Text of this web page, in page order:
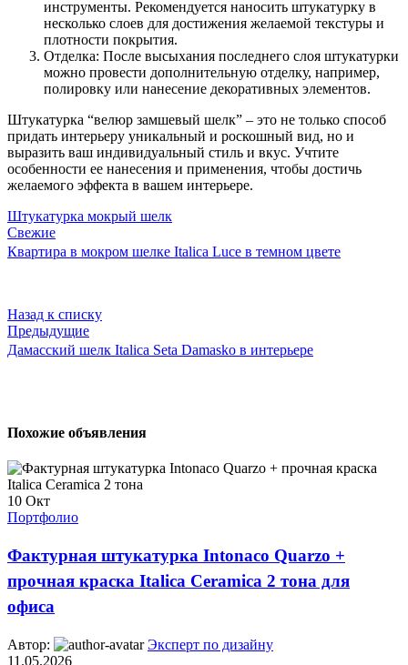
инструменты. Рекомендуется наносить штукатурку в
несколько слоев для достижения желаемой текстуры и
плотности покрытия.
Отделка: После высыхания последнего слоя штукатурки
можно провести дополнительную отделку, например,
полировку или нанесение декоративных элементов.
Штукатурка “велюр замшевый шелк” – это не только способ
придать интерьеру уникальный и роскошный вид, но и
выразить ваш индивидуальный стиль и вкус. Учтите
особенности ее нанесения и применения, чтобы достичь
желаемого эффекта в вашем интерьере.
Штукатурка мокрый шелк
Свежие
Квартира в мокром шелке Italica Luce в темном цвете
Назад к списку
Предыдущие
Дамасский шелк Italica Seta Damasko в интерьере
Похожие объявления
10 Окт
Портфолио
Фактурная штукатурка Intonaco Quarzo +
прочная краска Italica Ceramica 2 тона для
офиса
Автор:
Эксперт по дизайну
11.05.2026